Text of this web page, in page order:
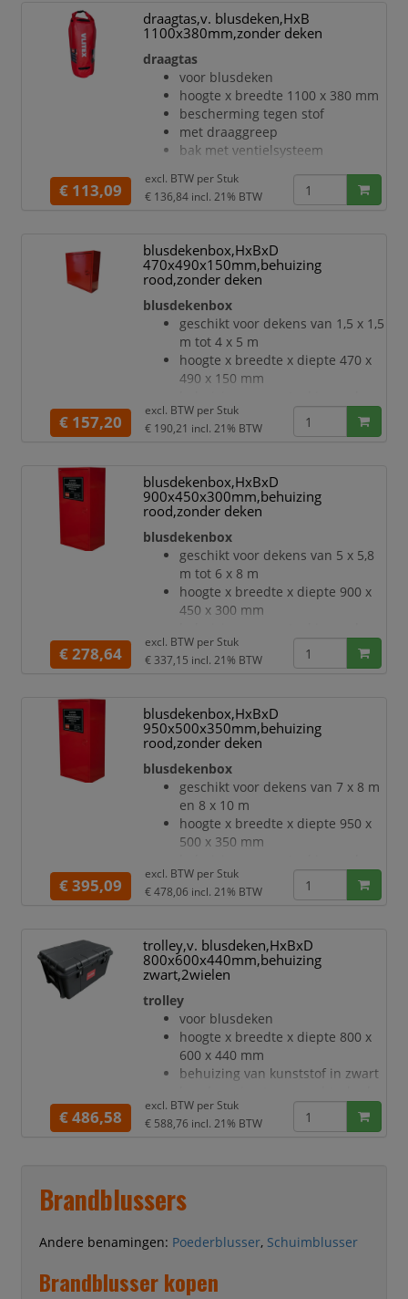
elektrische weerstand < 1.0 x
10^6 ohm
deken van glasweefsel met
siliconencoating in grijs
materiaal extreem robuust,
uitermate barstbestendig
verbinding met naaigaren
bescherming tegen uitbreiding,
schade, rookontwikkeling, stof en
vuil
be
draagtas,v. blusdeken,HxB
1100x380mm,zonder deken
draagtas
voor blusdeken
hoogte x breedte 1100 x 380 mm
bescherming tegen stof
met draaggreep
bak met ventielsysteem
€ 113,09
excl. BTW per Stuk
€ 136,84 incl. 21% BTW
blusdekenbox,HxBxD
470x490x150mm,behuizing
rood,zonder deken
blusdekenbox
geschikt voor dekens van 1,5 x 1,5
m tot 4 x 5 m
hoogte x breedte x diepte 470 x
490 x 150 mm
bescherming tegen vochtschade
met draaigreepsluiting
inhoud levering: zonder deken
€ 157,20
excl. BTW per Stuk
€ 190,21 incl. 21% BTW
blusdekenbox,HxBxD
900x450x300mm,behuizing
rood,zonder deken
blusdekenbox
geschikt voor dekens van 5 x 5,8
m tot 6 x 8 m
hoogte x breedte x diepte 900 x
450 x 300 mm
bescherming tegen vochtschade
met draaigreepsluiting
inhoud levering: zonder deken
€ 278,64
excl. BTW per Stuk
€ 337,15 incl. 21% BTW
blusdekenbox,HxBxD
950x500x350mm,behuizing
rood,zonder deken
blusdekenbox
geschikt voor dekens van 7 x 8 m
en 8 x 10 m
hoogte x breedte x diepte 950 x
500 x 350 mm
bescherming tegen vochtschade
met draaigreepsluiting
inhoud levering: zonder deken
€ 395,09
excl. BTW per Stuk
€ 478,06 incl. 21% BTW
trolley,v. blusdeken,HxBxD
800x600x440mm,behuizing
zwart,2wielen
trolley
voor blusdeken
hoogte x breedte x diepte 800 x
600 x 440 mm
behuizing van kunststof in zwart
met sluitklemmen
2 wielen
€ 486,58
excl. BTW per Stuk
€ 588,76 incl. 21% BTW
Brandblussers
Andere benamingen: Poederblusser, Schuimblusser
Brandblusser kopen